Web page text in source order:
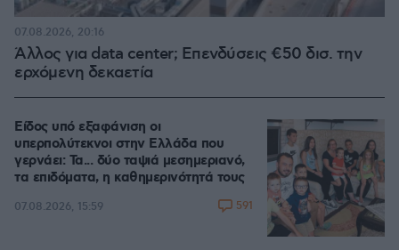
Άλλος για data center; Επενδύσεις €50 δισ. την
ερχόμενη δεκαετία
07.08.2026, 20:16
Είδος υπό εξαφάνιση οι
υπερπολύτεκνοι στην Ελλάδα που
γερνάει: Τα... δύο ταψιά μεσημεριανό,
τα επιδόματα, η καθημερινότητά τους
07.08.2026, 15:59 591